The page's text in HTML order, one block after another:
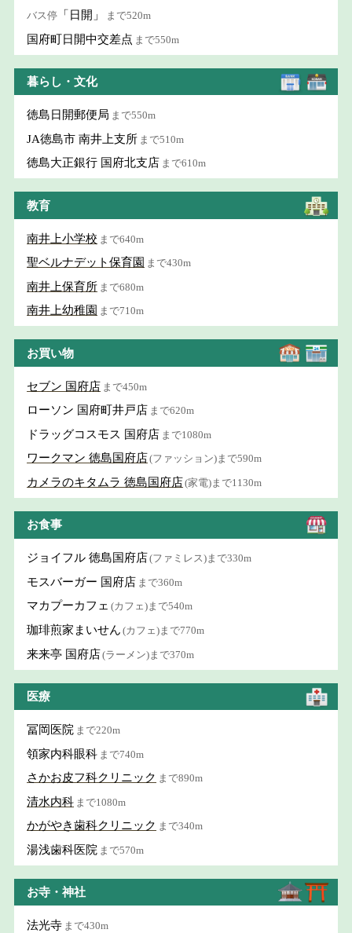
バス停 「日開」 まで520m
国府町日開中交差点 まで550m
暮らし・文化
徳島日開郵便局 まで550m
JA徳島市 南井上支所 まで510m
徳島大正銀行 国府北支店 まで610m
教育
南井上小学校 まで640m
聖ベルナデット保育園 まで430m
南井上保育所 まで680m
南井上幼稚園 まで710m
お買い物
セブン 国府店 まで450m
ローソン 国府町井戸店 まで620m
ドラッグコスモス 国府店 まで1080m
ワークマン 徳島国府店(ファッション)まで590m
カメラのキタムラ 徳島国府店(家電)まで1130m
お食事
ジョイフル 徳島国府店(ファミレス)まで330m
モスバーガー 国府店 まで360m
マカプーカフェ (カフェ)まで540m
珈琲煎家まいせん (カフェ)まで770m
来来亭 国府店(ラーメン)まで370m
医療
冨岡医院 まで220m
領家内科眼科 まで740m
さかお皮フ科クリニック まで890m
清水内科 まで1080m
かがやき歯科クリニック まで340m
湯浅歯科医院 まで570m
お寺・神社
法光寺 まで430m